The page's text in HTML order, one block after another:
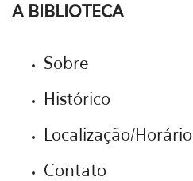
A BIBLIOTECA
Sobre
Histórico
Localização/Horário
Contato